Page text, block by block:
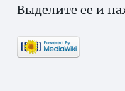
Выделите ее и